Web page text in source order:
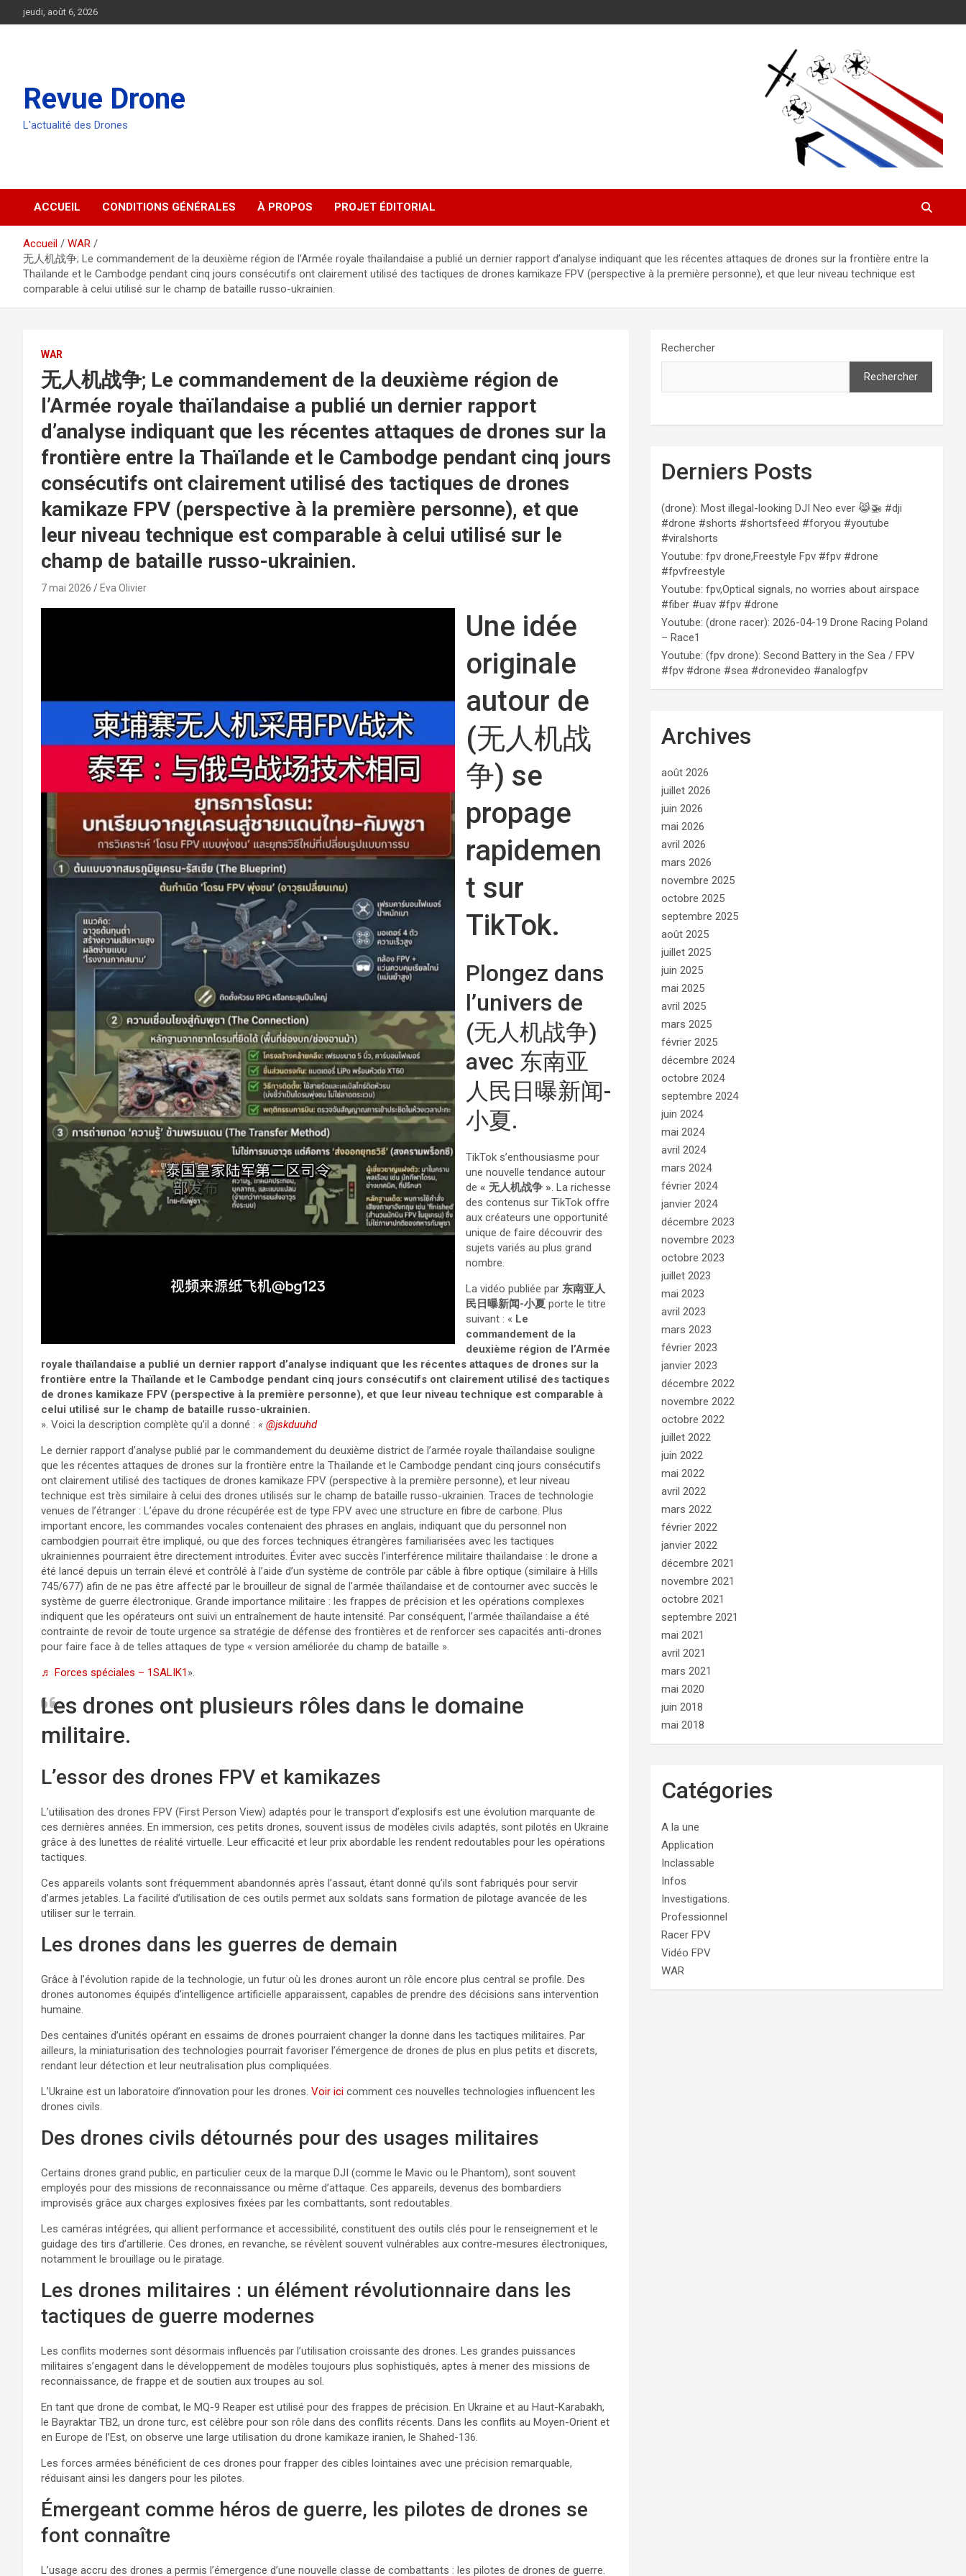
au
jeudi, août 6, 2026
Revue Drone
L'actualité des Drones
ACCUEIL CONDITIONS GÉNÉRALES À PROPOS PROJET ÉDITORIAL
Accueil
WAR
无人机战争; Le commandement de la deuxième région de l’Armée royale thaïlandaise a publié un dernier rapport d’analyse indiquant que les récentes attaques de drones sur la frontière entre la
Thaïlande et le Cambodge pendant cinq jours consécutifs ont clairement utilisé des tactiques de drones kamikaze FPV (perspective à la première personne), et que leur niveau technique est
comparable à celui utilisé sur le champ de bataille russo-ukrainien.
WAR
无人机战争; Le commandement de la deuxième région de
l’Armée royale thaïlandaise a publié un dernier rapport
d’analyse indiquant que les récentes attaques de drones sur la
frontière entre la Thaïlande et le Cambodge pendant cinq jours
consécutifs ont clairement utilisé des tactiques de drones
kamikaze FPV (perspective à la première personne), et que
leur niveau technique est comparable à celui utilisé sur le
champ de bataille russo-ukrainien.
7 mai 2026 Eva Olivier
Une idée
originale
autour de
(无人机战
争) se
propage
rapidemen
t sur
TikTok.
Plongez dans
l’univers de
(无人机战争)
avec 东南亚
人民日曝新闻-
小夏.
TikTok s’enthousiasme pour
une nouvelle tendance autour
de « 无人机战争 ». La richesse
des contenus sur TikTok offre
aux créateurs une opportunité
unique de faire découvrir des
sujets variés au plus grand
nombre.
La vidéo publiée par 东南亚人
民日曝新闻-小夏 porte le titre
suivant : « Le
commandement de la
deuxième région de l’Armée
royale thaïlandaise a publié un dernier rapport d’analyse indiquant que les récentes attaques de drones sur la
frontière entre la Thaïlande et le Cambodge pendant cinq jours consécutifs ont clairement utilisé des tactiques
de drones kamikaze FPV (perspective à la première personne), et que leur niveau technique est comparable à
celui utilisé sur le champ de bataille russo-ukrainien.
». Voici la description complète qu’il a donné : « @jskduuhd
Le dernier rapport d’analyse publié par le commandement du deuxième district de l’armée royale thaïlandaise souligne
que les récentes attaques de drones sur la frontière entre la Thaïlande et le Cambodge pendant cinq jours consécutifs
ont clairement utilisé des tactiques de drones kamikaze FPV (perspective à la première personne), et leur niveau
technique est très similaire à celui des drones utilisés sur le champ de bataille russo-ukrainien. Traces de technologie
venues de l’étranger : L’épave du drone récupérée est de type FPV avec une structure en fibre de carbone. Plus
important encore, les commandes vocales contenaient des phrases en anglais, indiquant que du personnel non
cambodgien pourrait être impliqué, ou que des forces techniques étrangères familiarisées avec les tactiques
ukrainiennes pourraient être directement introduites. Éviter avec succès l’interférence militaire thaïlandaise : le drone a
été lancé depuis un terrain élevé et contrôlé à l’aide d’un système de contrôle par câble à fibre optique (similaire à Hills
745/677) afin de ne pas être affecté par le brouilleur de signal de l’armée thaïlandaise et de contourner avec succès le
système de guerre électronique. Grande importance militaire : les frappes de précision et les opérations complexes
indiquent que les opérateurs ont suivi un entraînement de haute intensité. Par conséquent, l’armée thaïlandaise a été
contrainte de revoir de toute urgence sa stratégie de défense des frontières et de renforcer ses capacités anti-drones
pour faire face à de telles attaques de type « version améliorée du champ de bataille ».
♬ Forces spéciales – 1SALIK1».
Les drones ont plusieurs rôles dans le domaine
militaire.
L’essor des drones FPV et kamikazes
L’utilisation des drones FPV (First Person View) adaptés pour le transport d’explosifs est une évolution marquante de
ces dernières années. En immersion, ces petits drones, souvent issus de modèles civils adaptés, sont pilotés en Ukraine
grâce à des lunettes de réalité virtuelle. Leur efficacité et leur prix abordable les rendent redoutables pour les opérations
tactiques.
Ces appareils volants sont fréquemment abandonnés après l’assaut, étant donné qu’ils sont fabriqués pour servir
d’armes jetables. La facilité d’utilisation de ces outils permet aux soldats sans formation de pilotage avancée de les
utiliser sur le terrain.
Les drones dans les guerres de demain
Grâce à l’évolution rapide de la technologie, un futur où les drones auront un rôle encore plus central se profile. Des
drones autonomes équipés d’intelligence artificielle apparaissent, capables de prendre des décisions sans intervention
humaine.
Des centaines d’unités opérant en essaims de drones pourraient changer la donne dans les tactiques militaires. Par
ailleurs, la miniaturisation des technologies pourrait favoriser l’émergence de drones de plus en plus petits et discrets,
rendant leur détection et leur neutralisation plus compliquées.
L’Ukraine est un laboratoire d’innovation pour les drones. Voir ici comment ces nouvelles technologies influencent les
drones civils.
Des drones civils détournés pour des usages militaires
Certains drones grand public, en particulier ceux de la marque DJI (comme le Mavic ou le Phantom), sont souvent
employés pour des missions de reconnaissance ou même d’attaque. Ces appareils, devenus des bombardiers
improvisés grâce aux charges explosives fixées par les combattants, sont redoutables.
Les caméras intégrées, qui allient performance et accessibilité, constituent des outils clés pour le renseignement et le
guidage des tirs d’artillerie. Ces drones, en revanche, se révèlent souvent vulnérables aux contre-mesures électroniques,
notamment le brouillage ou le piratage.
Les drones militaires : un élément révolutionnaire dans les
tactiques de guerre modernes
Les conflits modernes sont désormais influencés par l’utilisation croissante des drones. Les grandes puissances
militaires s’engagent dans le développement de modèles toujours plus sophistiqués, aptes à mener des missions de
reconnaissance, de frappe et de soutien aux troupes au sol.
En tant que drone de combat, le MQ-9 Reaper est utilisé pour des frappes de précision. En Ukraine et au Haut-Karabakh,
le Bayraktar TB2, un drone turc, est célèbre pour son rôle dans des conflits récents. Dans les conflits au Moyen-Orient et
en Europe de l’Est, on observe une large utilisation du drone kamikaze iranien, le Shahed-136.
Les forces armées bénéficient de ces drones pour frapper des cibles lointaines avec une précision remarquable,
réduisant ainsi les dangers pour les pilotes.
Émergeant comme héros de guerre, les pilotes de drones se
font connaître
L’usage accru des drones a permis l’émergence d’une nouvelle classe de combattants : les pilotes de drones de guerre.
Rechercher
Rechercher
Derniers Posts
(drone): Most illegal-looking DJI Neo ever 😹🚁 #dji
#drone #shorts #shortsfeed #foryou #youtube
#viralshorts
Youtube: fpv drone,Freestyle Fpv #fpv #drone
#fpvfreestyle
Youtube: fpv,Optical signals, no worries about airspace
#fiber #uav #fpv #drone
Youtube: (drone racer): 2026-04-19 Drone Racing Poland
– Race1
Youtube: (fpv drone): Second Battery in the Sea / FPV
#fpv #drone #sea #dronevideo #analogfpv
Archives
août 2026
juillet 2026
juin 2026
mai 2026
avril 2026
mars 2026
novembre 2025
octobre 2025
septembre 2025
août 2025
juillet 2025
juin 2025
mai 2025
avril 2025
mars 2025
février 2025
décembre 2024
octobre 2024
septembre 2024
juin 2024
mai 2024
avril 2024
mars 2024
février 2024
janvier 2024
décembre 2023
novembre 2023
octobre 2023
juillet 2023
mai 2023
avril 2023
mars 2023
février 2023
janvier 2023
décembre 2022
novembre 2022
octobre 2022
juillet 2022
juin 2022
mai 2022
avril 2022
mars 2022
février 2022
janvier 2022
décembre 2021
novembre 2021
octobre 2021
septembre 2021
mai 2021
avril 2021
mars 2021
mai 2020
juin 2018
mai 2018
Catégories
A la une
Application
Inclassable
Infos
Investigations.
Professionnel
Racer FPV
Vidéo FPV
WAR